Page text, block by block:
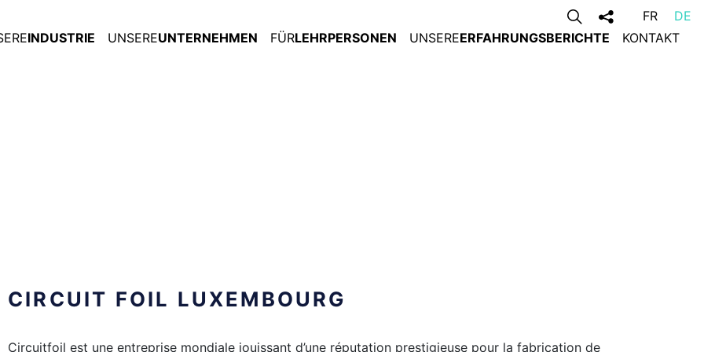
FR
DE
INDUSTRIE UNSEREUNTERNEHMEN FÜRLEHRPERSONEN UNSEREERFAHRUNGSBERICHTE KONTAKT
CIRCUIT FOIL LUXEMBOURG
Circuitfoil est une entreprise mondiale jouissant d’une réputation prestigieuse pour la fabrication de